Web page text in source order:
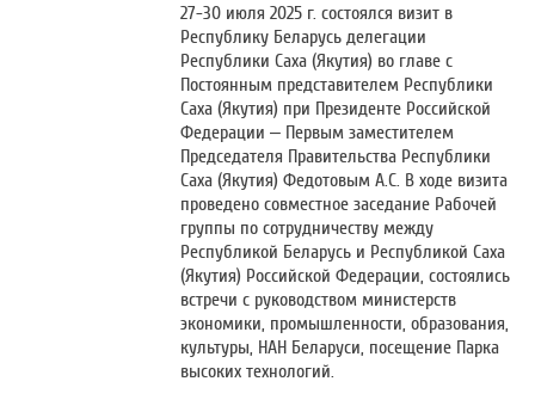
27-30 июля 2025 г. состоялся визит в
Республику Беларусь делегации
Республики Саха (Якутия) во главе с
Постоянным представителем Республики
Саха (Якутия) при Президенте Российской
Федерации – Первым заместителем
Председателя Правительства Республики
Саха (Якутия) Федотовым А.С. В ходе визита
проведено совместное заседание Рабочей
группы по сотрудничеству между
Республикой Беларусь и Республикой Саха
(Якутия) Российской Федерации, состоялись
встречи с руководством министерств
экономики, промышленности, образования,
культуры, НАН Беларуси, посещение Парка
высоких технологий.